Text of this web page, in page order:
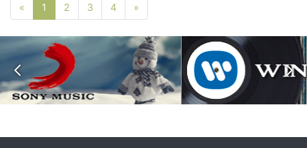
« Poprzednia strona
1 2 3 4 »